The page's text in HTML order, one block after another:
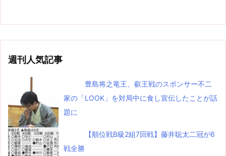
週刊人気記事
豊島将之竜王、叡王戦のスポンサー不二
家の「LOOK」を対局中に食し宣伝したことが話
題に
【順位戦B級2組7回戦】藤井聡太二冠が6
戦全勝